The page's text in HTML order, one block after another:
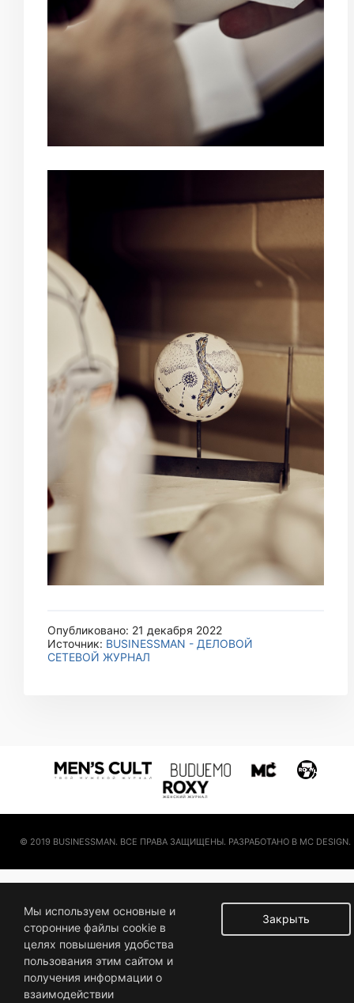
Опубликовано: 21 декабря 2022
Источник: BUSINESSMAN - ДЕЛОВОЙ
СЕТЕВОЙ ЖУРНАЛ
© 2019 BUSINESSMAN. ВСЕ ПРАВА ЗАЩИЩЕНЫ. РАЗРАБОТАНО В MC DESIGN.
Закрыть
Мы используем основные и
сторонние файлы cookie в
целях повышения удобства
пользования этим сайтом и
получения информации о
взаимодействии